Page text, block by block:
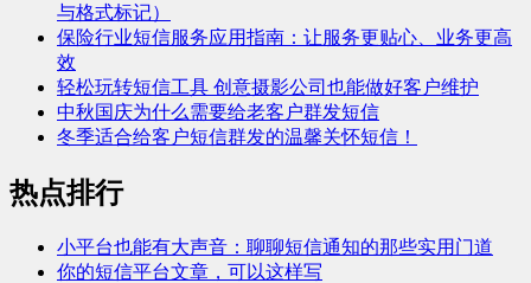
与格式标记）
保险行业短信服务应用指南：让服务更贴心、业务更高
效
轻松玩转短信工具 创意摄影公司也能做好客户维护
中秋国庆为什么需要给老客户群发短信
冬季适合给客户短信群发的温馨关怀短信！
热点排行
小平台也能有大声音：聊聊短信通知的那些实用门道
你的短信平台文章，可以这样写